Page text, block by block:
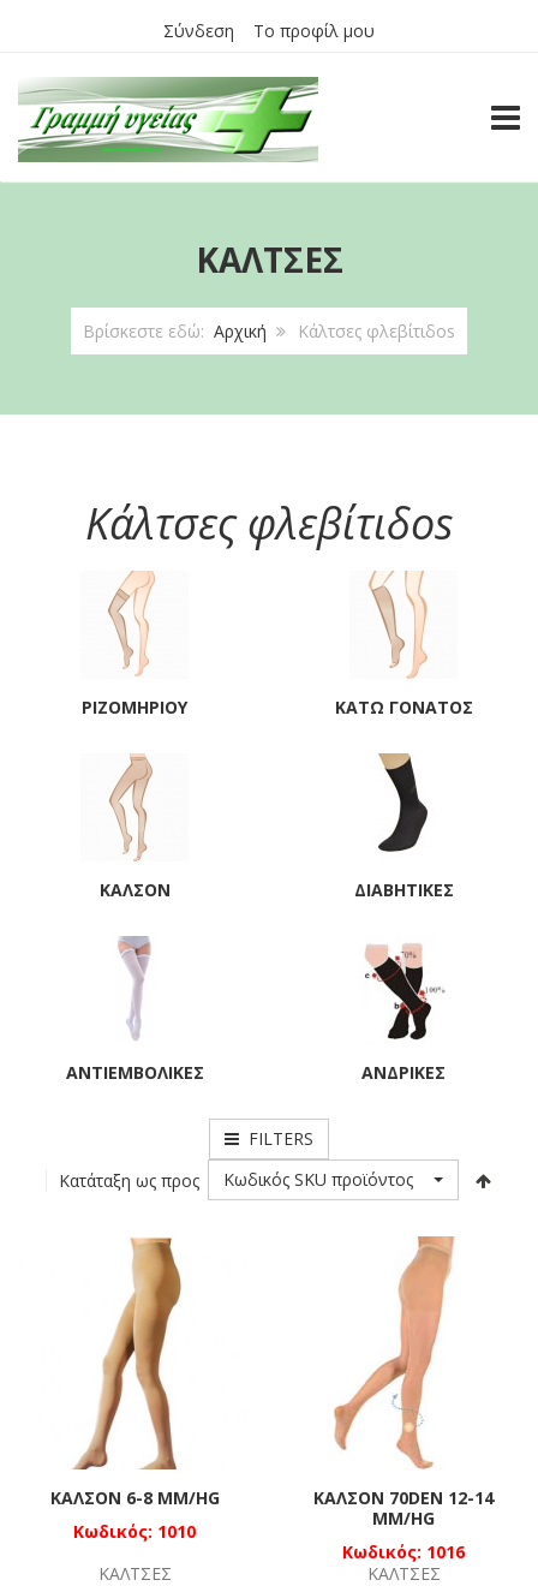
Σύνδεση Το προφίλ μου
ΚΆΛΤΣΕΣ
Βρίσκεστε εδώ: Αρχική Κάλτσες φλεβίτιδοs
Κάλτσες φλεβίτιδοs
ΡΙΖΟΜΗΡΊΟΥ ΚΆΤΩ ΓΌΝΑΤΟΣ
ΚΑΛΣΌΝ ΔΙΑΒΗΤΙΚΈΣ
ΑΝΤΙΕΜΒΟΛΙΚΈΣ ΑΝΔΡΙΚΕΣ
FILTERS
Κατάταξη ως προς
Κωδικός SKU προϊόντος
ΚΑΛΣΌΝ 6-8 MM/HG
Κωδικός: 1010
ΚΆΛΤΣΕΣ
ΚΑΛΣΌΝ 70DEN 12-14
MM/HG
Κωδικός: 1016
ΚΆΛΤΣΕΣ